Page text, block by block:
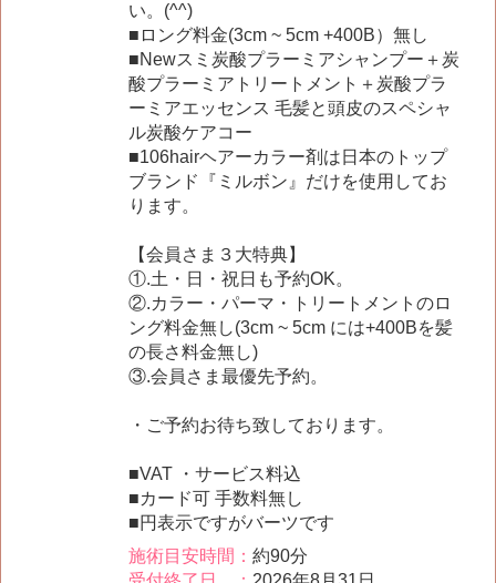
い。(^^)
■ロング料金(3cm ~ 5cm +400B）無し
■Newスミ炭酸プラーミアシャンプー＋炭
酸プラーミアトリートメント＋炭酸プラ
ーミアエッセンス 毛髪と頭皮のスペシャ
ル炭酸ケアコー
■106hairヘアーカラー剤は日本のトップ
ブランド『ミルボン』だけを使用してお
ります。
【会員さま３大特典】
①.土・日・祝日も予約OK。
②.カラー・パーマ・トリートメントのロ
ング料金無し(3cm ~ 5cm には+400Bを髪
の長さ料金無し)
③.会員さま最優先予約。
・ご予約お待ち致しております。
■VAT ・サービス料込
■カード可 手数料無し
■円表示ですがバーツです
施術目安時間： 約90分